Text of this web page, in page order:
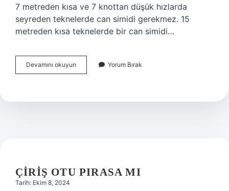
7 metreden kısa ve 7 knottan düşük hızlarda
seyreden teknelerde can simidi gerekmez. 15
metreden kısa teknelerde bir can simidi…
Devamını okuyun
Simidi
Kullanılır
Yorum Bırak
ÇIRIŞ OTU PIRASA MI
Tarih: Ekim 8, 2024